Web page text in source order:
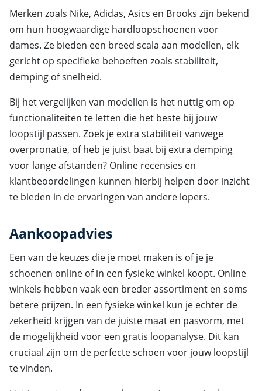
Merken zoals Nike, Adidas, Asics en Brooks zijn bekend
om hun hoogwaardige hardloopschoenen voor
dames. Ze bieden een breed scala aan modellen, elk
gericht op specifieke behoeften zoals stabiliteit,
demping of snelheid.
Bij het vergelijken van modellen is het nuttig om op
functionaliteiten te letten die het beste bij jouw
loopstijl passen. Zoek je extra stabiliteit vanwege
overpronatie, of heb je juist baat bij extra demping
voor lange afstanden? Online recensies en
klantbeoordelingen kunnen hierbij helpen door inzicht
te bieden in de ervaringen van andere lopers.
Aankoopadvies
Een van de keuzes die je moet maken is of je je
schoenen online of in een fysieke winkel koopt. Online
winkels hebben vaak een breder assortiment en soms
betere prijzen. In een fysieke winkel kun je echter de
zekerheid krijgen van de juiste maat en pasvorm, met
de mogelijkheid voor een gratis loopanalyse. Dit kan
cruciaal zijn om de perfecte schoen voor jouw loopstijl
te vinden.